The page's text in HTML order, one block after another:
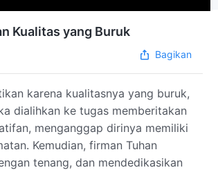
Kualitas yang Buruk
Bagikan
karena kualitasnya yang buruk,
dialihkan ke tugas memberitakan
menganggap dirinya memiliki
Kemudian, firman Tuhan
tenang, dan mendedikasikan